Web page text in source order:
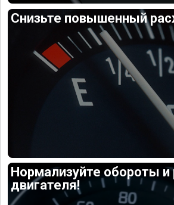
Снизьте повышенный
Нормализуйте обороты и
двигателя!